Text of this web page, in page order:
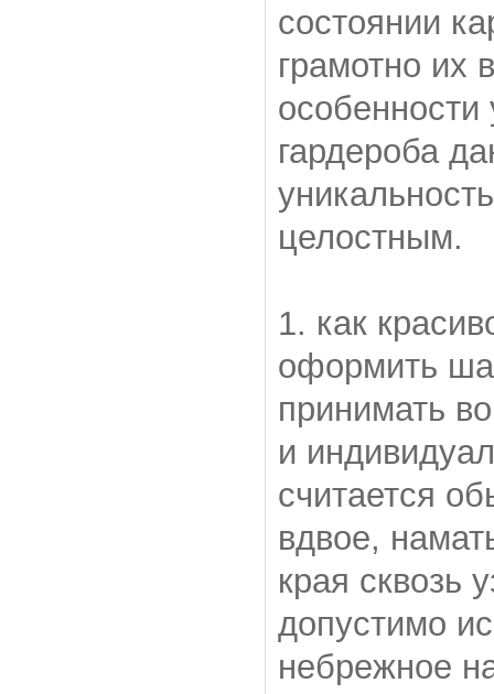
состоянии
грамотно их
гардероба
целостным.
1. как
оформить
принимать
и
считается
вдвое,
края сквозь
допустимо
небрежное